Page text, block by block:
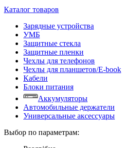
Каталог товаров
Зарядные устройства
УМБ
Защитные стекла
Защитные пленки
Чехлы для телефонов
Чехлы для планшетов/E-book
Кабели
Блоки питания
Аккумуляторы
Автомобильные держатели
Универсальные аксессуары
Выбор по параметрам: